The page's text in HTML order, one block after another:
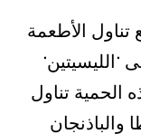
تناول الأطعمة
" الليسيتين"
الحمية تناول
والباذنجان